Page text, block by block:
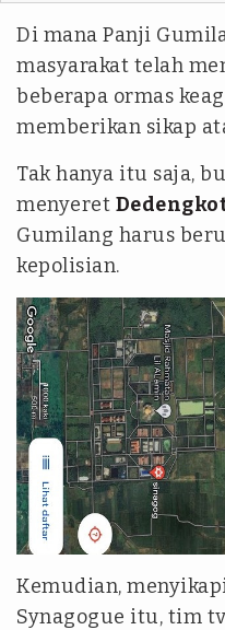
Di mana Panji
masyarakat telah
beberapa ormas
memberikan sikap
Tak hanya itu saja,
menyeret
Gumilang harus
kepolisian.
Kemudian,
Synagogue itu, tim